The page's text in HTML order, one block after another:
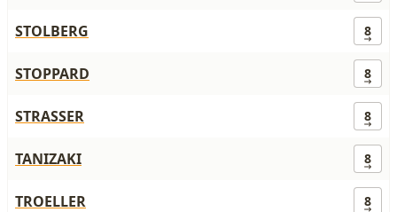
STOLBERG 8
STOPPARD 8
STRASSER 8
TANIZAKI 8
TROELLER 8